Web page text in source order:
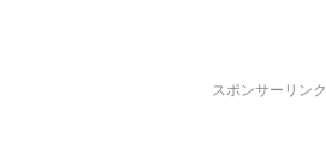
スポンサーリンク